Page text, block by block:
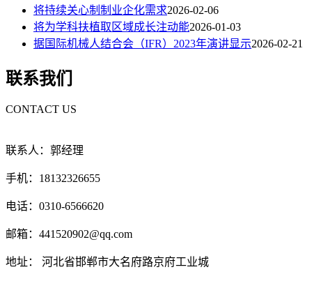
将持续关心制制业企化需求2026-02-06
将为学科扶植取区域成长注动能2026-01-03
据国际机械人结合会（IFR）2023年演讲显示2026-02-21
联系我们
CONTACT US
联系人：郭经理
手机：18132326655
电话：0310-6566620
邮箱：441520902@qq.com
地址： 河北省邯郸市大名府路京府工业城